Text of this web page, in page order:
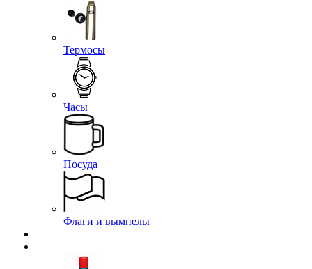
Термосы
Часы
Посуда
Флаги и вымпелы